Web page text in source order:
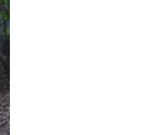
Bregenz – Bludenz
–) Mogersdorf – Gleisdorf – Graz